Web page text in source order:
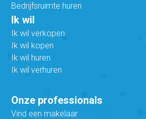
Bedrijfsruimte huren
Ik wil
Ik wil verkopen
Ik wil kopen
Ik wil huren
Ik wil verhuren
Onze professionals
Vind een makelaar